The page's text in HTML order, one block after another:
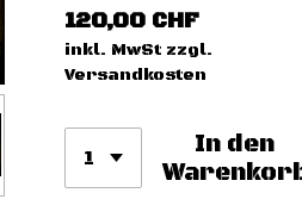
120,00 CHF
inkl. MwSt zzgl.
Versandkosten
In den